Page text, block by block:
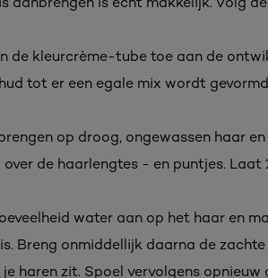
de kleurcrème-tube toe aan de
tot er een egale mix wordt
op droog, ongewassen haar
de haarlengtes - en puntjes. Laat
water aan op het haar en
Breng onmiddellijk daarna de
haren zit. Spoel vervolgens opnieuw